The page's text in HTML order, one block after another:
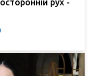
рух -